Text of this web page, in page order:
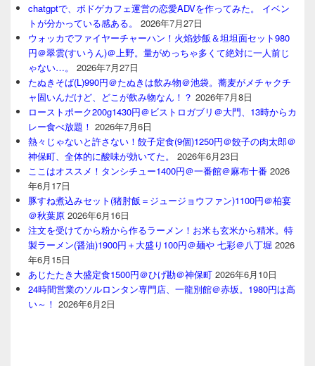
chatgptで、ボドゲカフェ運営の恋愛ADVを作ってみた。 イベン
トが分かっている感ある。
2026年7月27日
ウォッカでファイヤーチャーハン！火焰炒飯＆坦坦面セット980
円＠翠雲(すいうん)＠上野。量がめっちゃ多くて絶対に一人前じ
ゃない…。
2026年7月27日
たぬきそば(L)990円＠たぬきは飲み物＠池袋。蕎麦がメチャクチ
ャ固いんだけど、どこが飲み物なん！？ 2026年7月8日
ローストポーク200g1430円＠ビストロガブリ＠大門、13時からカ
レー食べ放題！ 2026年7月6日
熱々じゃないと許さない！餃子定食(9個)1250円＠餃子の肉太郎＠
神保町、全体的に酸味が効いてた。
2026年6月23日
ここはオススメ！タンシチュー1400円＠一番館＠麻布十番 2026
年6月17日
豚すね煮込みセット(猪肘飯＝ジュージョウファン)1100円＠柏宴
＠秋葉原 2026年6月16日
注文を受けてから粉から作るラーメン！お米も玄米から精米。特
製ラーメン(醤油)1900円＋大盛り100円＠麺や 七彩＠八丁堀 2026
年6月15日
あじたたき大盛定食1500円＠ひげ勘＠神保町 2026年6月10日
24時間営業のソルロンタン専門店、一龍別館＠赤坂。1980円は高
い～！ 2026年6月2日